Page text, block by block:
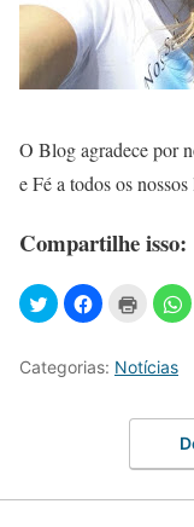
O Blog agradece por
e Fé a todos os
Compartilhe isso:
Categorias: Notícias